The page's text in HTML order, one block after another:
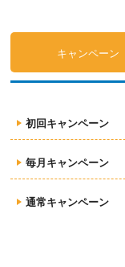
キャンペーン
初回キャンペーン
毎月キャンペーン
通常キャンペーン